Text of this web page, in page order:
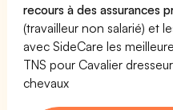
recours à des assurances
(travailleur non salarié) et
avec SideCare les
TNS pour Cavalier
chevaux